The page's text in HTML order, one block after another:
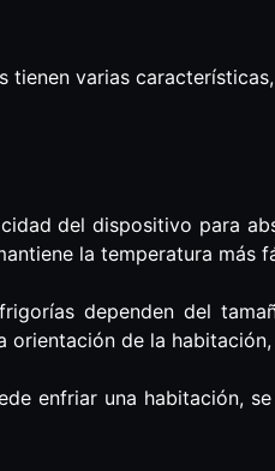
tienen varias
del dispositivo para
la temperatura más
dependen del
orientación de la
enfriar una habitación,